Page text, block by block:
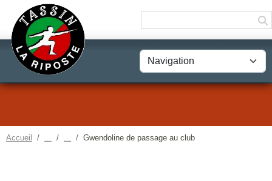
Accueil Gwendoline de passage au club
Panneau de gestion des cookies